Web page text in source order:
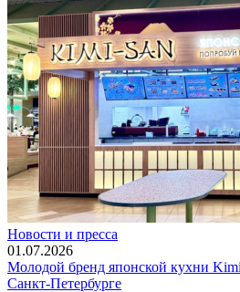
Новости и пресса
01.07.2026
Молодой бренд японской кухни
Санкт-Петербурге